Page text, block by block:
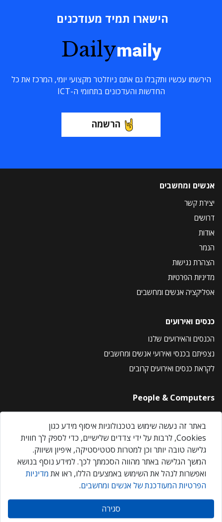
הישארו תמיד מעודכנים
Dailymaily
הירשמו עכשיו ותקבלו גם אתם ניוזלטר מקצועי יומי, המרכז את כל
החדשות והעדכונים בתחומי ה-ICT
הרשמה
אנשים ומחשבים
יצירת קשר
דרושים
אודות
הנמר
הצהרת נגישות
מדיניות הפרטיות
אפליקציה אנשים ומחשבים
כנסים ואירועים
הכנסים והאירועים שלנו
נצפיתם בכנסי ואירועי אנשים ומחשבים
לקראת כנסים ואירועים קרובים
People & Computers
About Us
Privacy Policy
Contact Us
Our Events
אנשים ומחשבים © 2026 – כל הזכויות שמורות
באתר זה נעשה שימוש בטכנולוגיות איסוף מידע כגון
Cookies, לרבות על ידי צדדים שלישיים, כדי לספק לך חווית
גלישה טובה יותר וכן למטרות סטטיסטיקה, איפיון ושיווק.
המשך הגלישה באתר מהווה הסכמתך לכך. למידע נוסף בנושא
ואפשרות לנהל את השימוש באמצעים הללו, ראו את מדיניות
הפרטיות המעודכנת של אנשים ומחשבים.
סגירה